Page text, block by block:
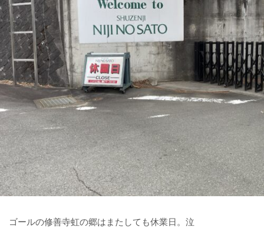
ゴールの修善寺虹の郷はまたしても休業日。泣